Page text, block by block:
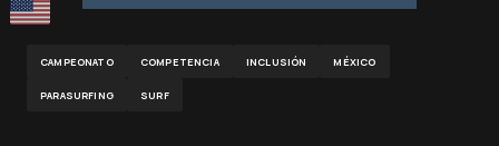
CAMPEONATO COMPETENCIA INCLUSIÓN MÉXICO
PARASURFING SURF